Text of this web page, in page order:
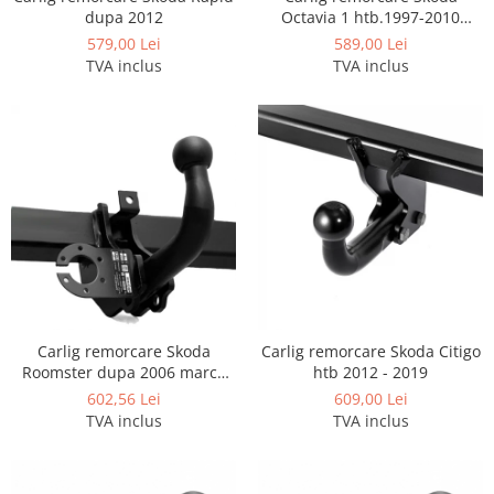
Covorase si tavite
Covorase auto
Covorase auto Alfa Romeo
Covorase auto Chevrolet
Covorase auto Citroen
Covorase auto Dacia
Covorase auto Fiat
Covorase auto Ford
Covorase auto Honda
Covorase auto Hyundai
Covorase auto Isuzu
Covorase auto Iveco
Covorase auto Jeep
dupa 2012
579,00 Lei
TVA inclus
Octavia 1 htb.1997-2010
marca Imiola
589,00 Lei
TVA inclus
Carlig remorcare Skoda
Roomster dupa 2006 marca
Autohak
602,56 Lei
TVA inclus
Carlig remorcare Skoda Citigo
htb 2012 - 2019
609,00 Lei
TVA inclus